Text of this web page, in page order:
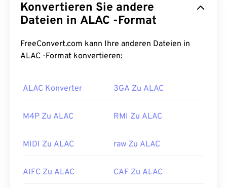
MP1 ist größtenteils veraltet, wird aber weiterhin
unterstützt. MP1 war Teil desDigital Compact
durch die neueren DateiformateMPEG-1 Audio
Layer II (MP2) undMPEG-1 Audio Layer III bzw.
Wie öffnet man eine MP1-Datei?
Da MP1 weitgehend veraltet ist, ist der VLC Media
plattformübergreifend funktioniert.
Andere großartige Mediaplayer zum Öffnen von
Konvertieren Sie andere
Dateien in ALAC -Format
FreeConvert.com kann Ihre anderen Dateien in
ALAC -Format konvertieren:
ALAC Konverter 3GA Zu ALAC
M4P Zu ALAC RMI Zu ALAC
MIDI Zu ALAC raw Zu ALAC
AIFC Zu ALAC CAF Zu ALAC